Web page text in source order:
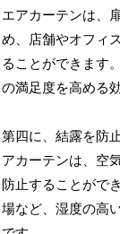
エアカーテンは、
め、店舗やオフィ
ることができます
の満足度を高める
第四に、結露を防
アカーテンは、空
防止することがで
場など、湿度の高